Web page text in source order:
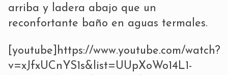
arriba y ladera abajo que un
reconfortante baño en aguas termales.
[youtube]https://www.youtube.com/watch?
v=xJfxUCnYS1s&list=UUpXoWo14L1-